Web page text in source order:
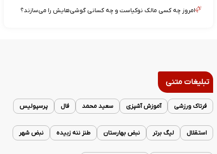
امروز چه کسی مالک نوکیاست و چه کسانی گوشی‌هایش را می‌سازند؟
تبلیغات متنی
فرتاک ورزشی آموزش آشپزی سعید محمد فال پرسپولیس
استقلال لیگ برتر نبض بهارستان طنز ننه زبیده نبض شهر